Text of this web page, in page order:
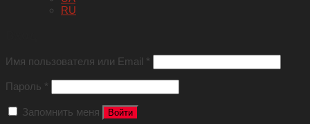
RU
Имя пользователя или Email *
Пароль *
Запомнить меня Войти